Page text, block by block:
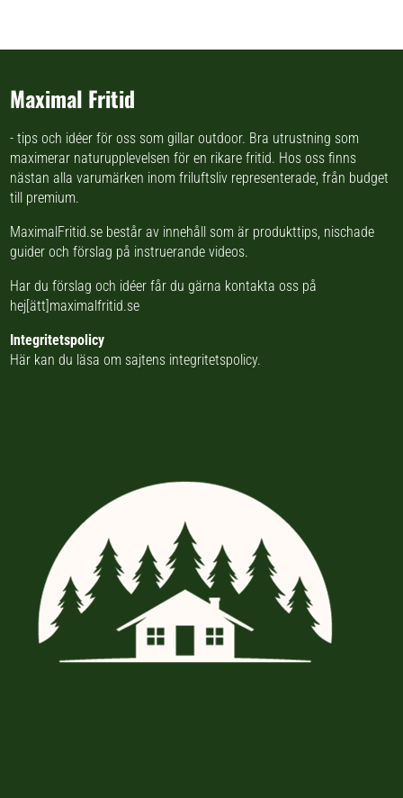
Maximal Fritid
- tips och idéer för oss som gillar outdoor. Bra utrustning som
maximerar naturupplevelsen för en rikare fritid. Hos oss finns
nästanalla varumärken inom friluftsliv representerade, från budget
till premium.
MaximalFritid.se består av innehåll som är produkttips, nischade
guider och förslag på instruerande videos.
Har du förslag och idéer får du gärna kontakta oss på
hej[ätt]maximalfritid.se
Integritetspolicy
Här kan du läsa om sajtens integritetspolicy.